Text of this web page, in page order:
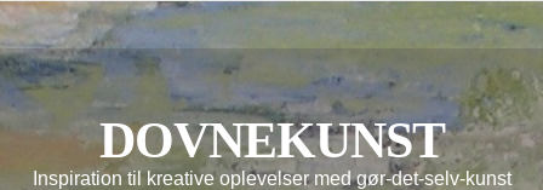
DOVNEKUNST
Inspiration til kreative oplevelser med gør-det-selv-kunst